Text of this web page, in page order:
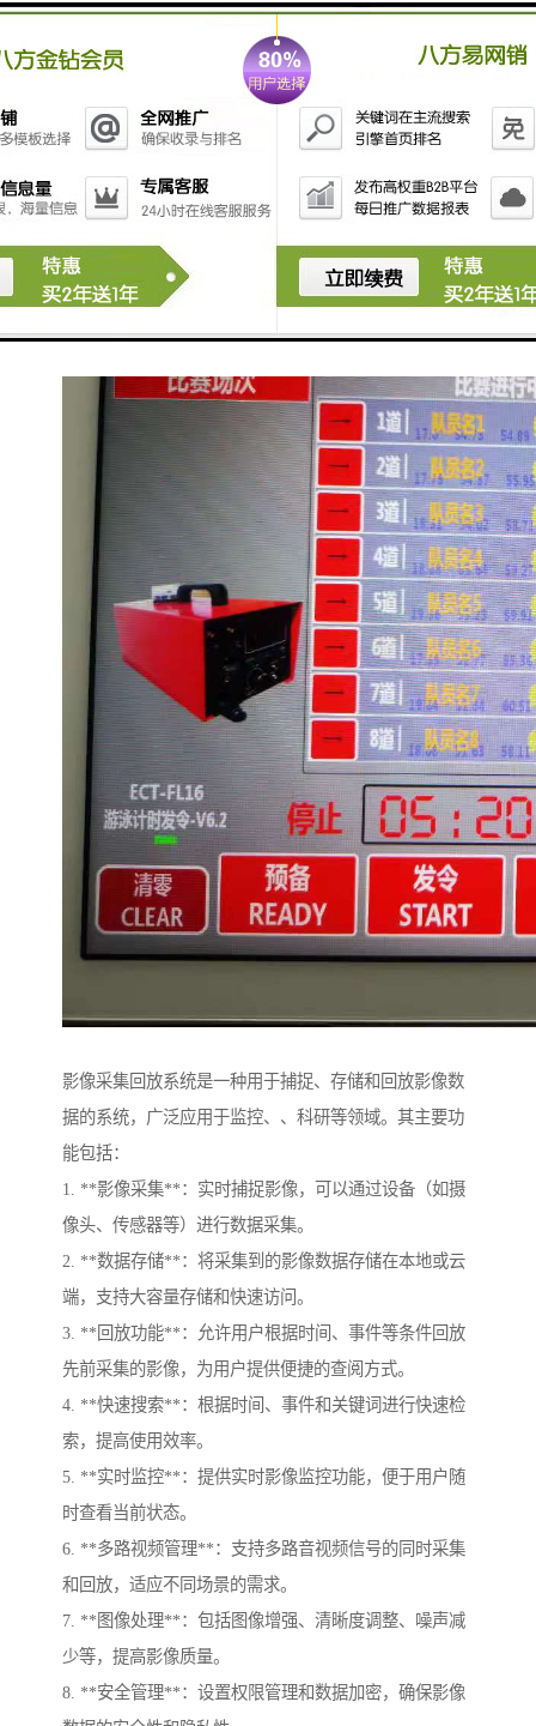
产效率和产品质量。
7. **科学研究**：在科学研究中，影像采集系统被广泛
用于数据收集，如天文学、生物学、医学影像等，为研
究提供可视化的证据。
总之，影像采集系统在各个领域中起着至关重要的作
用，推动了信息化和智能化的发展。
影像采集回放系统是一种用于捕捉、存储和回放影像数
据的系统，广泛应用于监控、、科研等领域。其主要功
能包括：
1. **影像采集**：实时捕捉影像，可以通过设备（如摄
像头、传感器等）进行数据采集。
2. **数据存储**：将采集到的影像数据存储在本地或云
端，支持大容量存储和快速访问。
3. **回放功能**：允许用户根据时间、事件等条件回放
先前采集的影像，为用户提供便捷的查阅方式。
4. **快速搜索**：根据时间、事件和关键词进行快速检
索，提高使用效率。
5. **实时监控**：提供实时影像监控功能，便于用户随
时查看当前状态。
6. **多路视频管理**：支持多路音视频信号的同时采集
和回放，适应不同场景的需求。
7. **图像处理**：包括图像增强、清晰度调整、噪声减
少等，提高影像质量。
8. **安全管理**：设置权限管理和数据加密，确保影像